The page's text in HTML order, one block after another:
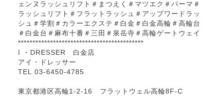
ェンヌラッシュリフト＃まつえく＃マツエク＃パーマ＃
ラッシュリフト＃フラットラッシュ＃アップワードラッ
シュ＃学割＃カラーエクステ＃白金＃白金高輪＃高輪台
＃白金台＃麻布十番＃三田＃泉岳寺＃高輪ゲートウェイ
*******************************************
I ・DRESSER 白金店
アイ・ドレッサー
TEL 03-6450-4785
東京都港区高輪1-2-16 フラットウェル高輪8F-C